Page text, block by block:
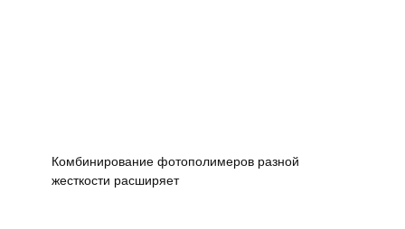
Комбинирование фотополимеров разной
жесткости расширяет